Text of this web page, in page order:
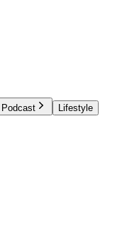
Podcast
Lifestyle